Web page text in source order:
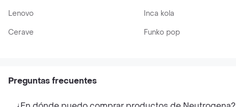
Lenovo
Inca kola
Cerave
Funko pop
Preguntas frecuentes